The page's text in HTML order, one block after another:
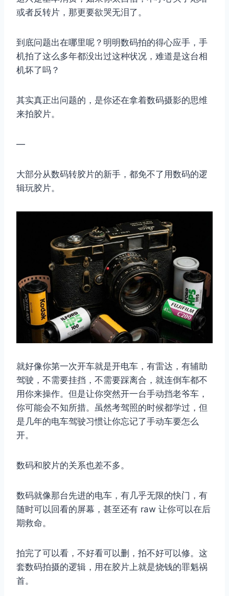
或者反转片，那更要欲哭无泪了。
到底问题出在哪里呢？明明数码拍的得心应手，手
机拍了这么多年都没出过这种状况，难道是这台相
机坏了吗？
其实真正出问题的，是你还在拿着数码摄影的思维
来拍胶片。
—
大部分从数码转胶片的新手，都免不了用数码的逻
辑玩胶片。
就好像你第一次开车就是开电车，有雷达，有辅助
驾驶，不需要挂挡，不需要踩离合，就连倒车都不
用你来操作。但是让你突然开一台手动挡老爷车，
你可能会不知所措。虽然考驾照的时候都学过，但
是几年的电车驾驶习惯让你忘记了手动车要怎么
开。
数码和胶片的关系也差不多。
数码就像那台先进的电车，有几乎无限的快门，有
随时可以回看的屏幕，甚至还有 raw 让你可以在后
期救命。
拍完了可以看，不好看可以删，拍不好可以修。这
套数码拍摄的逻辑，用在胶片上就是烧钱的罪魁祸
首。